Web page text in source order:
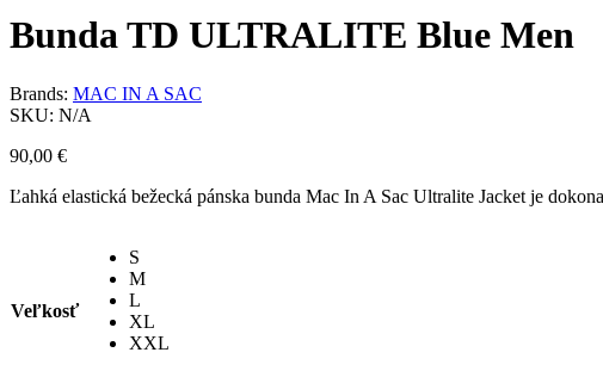
Bunda TD ULTRALITE Blue Men
Brands: MAC IN A SAC
SKU: N/A
90,00 €
Ľahká elastická bežecká pánska bunda Mac In A Sac Ultralite Jacket je
Veľkosť
S
M
L
XL
XXL